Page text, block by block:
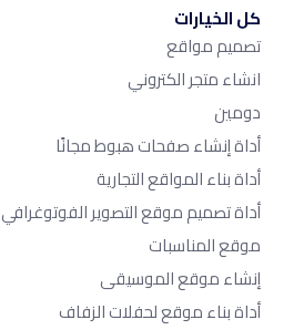
كل الخيارات
تصميم مواقع
انشاء متجر الكتروني
دومين
أداة إنشاء صفحات هبوط مجانًا
أداة بناء المواقع التجارية
أداة تصميم موقع التصوير الفوتوغرافي
موقع المناسبات
إنشاء موقع الموسيقى
أداة بناء موقع لحفلات الزفاف